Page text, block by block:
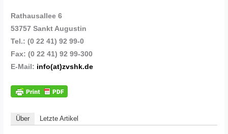
Rathausallee 6
53757 Sankt Augustin
Tel.: (0 22 41) 92 99-0
Fax: (0 22 41) 92 99-300
E-Mail: info(at)zvshk.de
Über Letzte Artikel